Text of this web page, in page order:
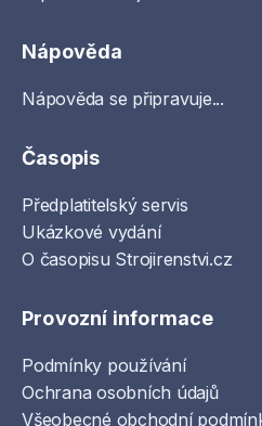
Nápověda
Nápověda se připravuje...
Časopis
Předplatitelský servis
Ukázkové vydání
O časopisu Strojirenstvi.cz
Provozní informace
Podmínky používání
Ochrana osobních údajů
Všeobecné obchodní